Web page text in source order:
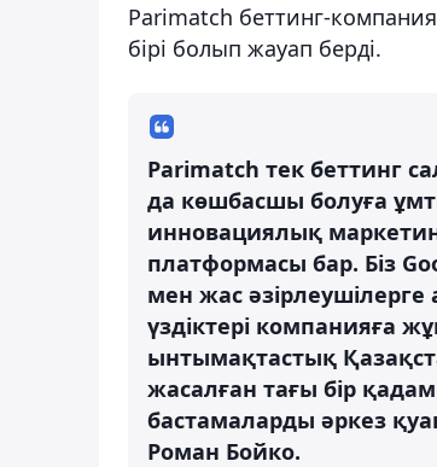
Parimatch беттинг-
бірі болып жауап берді.
Parimatch тек беттинг
да көшбасшы болуға
инновациялық
платформасы бар. Біз
мен жас
үздіктері компанияға
ынтымақтастық
жасалған тағы бір
бастамаларды әркез
Роман Бойко.